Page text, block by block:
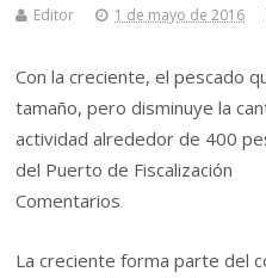
Editor 1 de mayo de 2016
Con la creciente, el pescado
tamaño, pero disminuye la
actividad alrededor de 400
del Puerto de Fiscalización
Comentarios
La creciente forma parte del